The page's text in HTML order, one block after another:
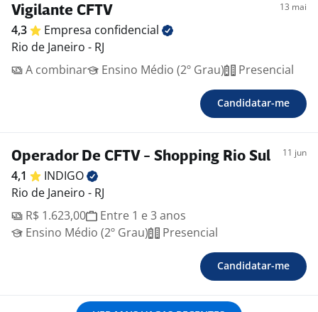
Vigilante CFTV 13 mai
4,3 Empresa confidencial
Rio de Janeiro - RJ
A combinar
Ensino Médio (2º Grau) Presencial
Candidatar-me
Operador De CFTV - Shopping Rio Sul 11 jun
4,1
INDIGO
Rio de Janeiro - RJ
R$ 1.623,00
Entre 1 e 3 anos
Ensino Médio (2º Grau)
Presencial
Candidatar-me